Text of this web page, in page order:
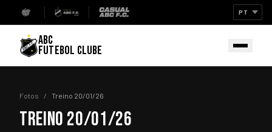
ABC
FUTEBOL CLUBE
Fotos / Treino 20/01/26
TREINO 20/01/26